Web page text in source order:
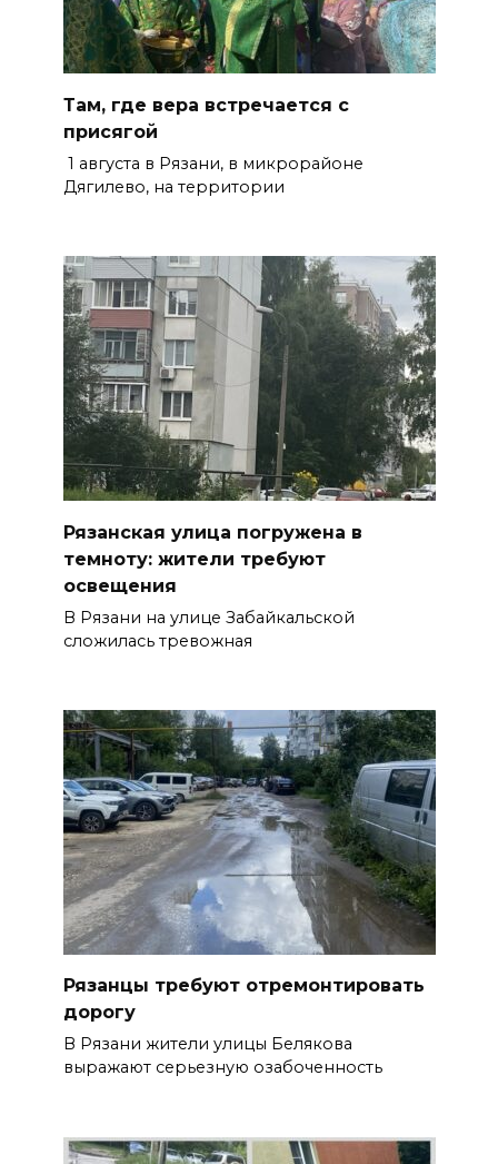
Там, где вера встречается с
присягой
1 августа в Рязани, в микрорайоне
Дягилево, на территории
Рязанская улица погружена в
темноту: жители требуют
освещения
В Рязани на улице Забайкальской
сложилась тревожная
Рязанцы требуют отремонтировать
дорогу
В Рязани жители улицы Белякова
выражают серьезную озабоченность